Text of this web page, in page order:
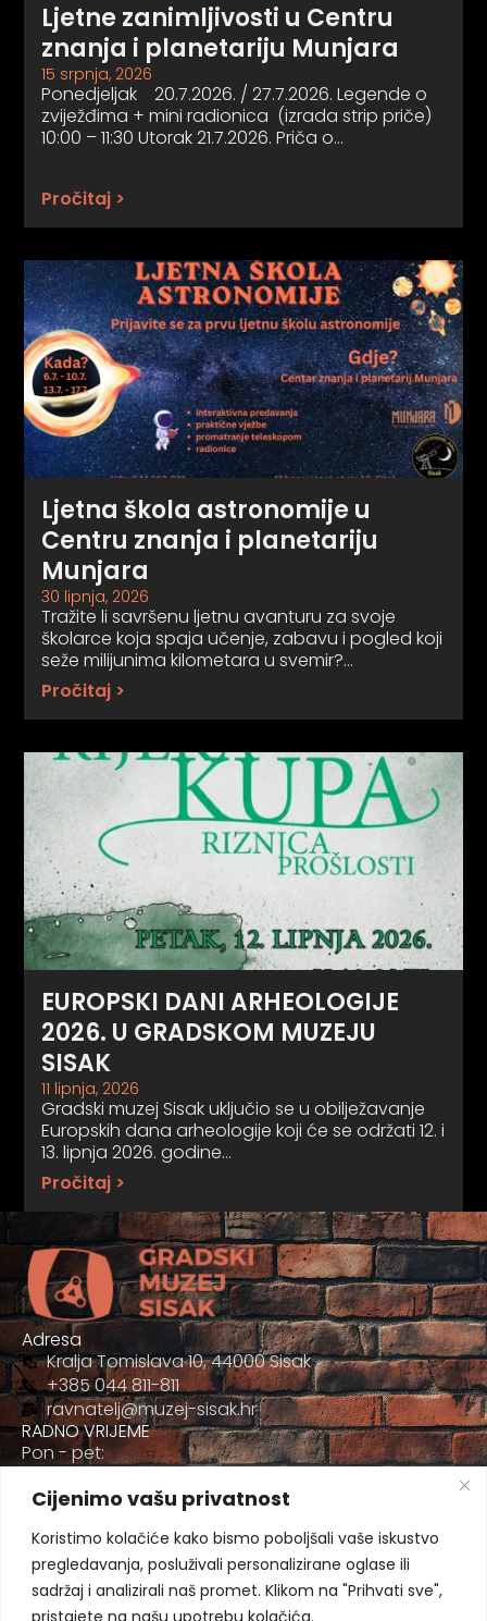
Cijenimo vašu privatnost
Koristimo kolačiće kako bismo poboljšali vaše iskustvo
pregledavanja, posluživali personalizirane oglase ili
sadržaj i analizirali naš promet. Klikom na "Prihvati sve",
pristajete na našu upotrebu kolačića.
Ljetne zanimljivosti u Centru
znanja i planetariju Munjara
15 srpnja, 2026
Ponedjeljak 20.7.2026. / 27.7.2026. Legende o
zviježđima + mini radionica (izrada strip priče)
10:00 – 11:30 Utorak 21.7.2026. Priča o…
Pročitaj >
Ljetna škola astronomije u
Centru znanja i planetariju
Munjara
30 lipnja, 2026
Tražite li savršenu ljetnu avanturu za svoje
školarce koja spaja učenje, zabavu i pogled koji
seže milijunima kilometara u svemir?…
Pročitaj >
EUROPSKI DANI ARHEOLOGIJE
2026. U GRADSKOM MUZEJU
SISAK
11 lipnja, 2026
Gradski muzej Sisak uključio se u obilježavanje
Europskih dana arheologije koji će se održati 12. i
13. lipnja 2026. godine…
Pročitaj >
Adresa
Kralja Tomislava 10, 44000 Sisak
+385 044 811-811
ravnatelj@muzej-sisak.hr
RADNO VRIJEME
Pon - pet:
Sub